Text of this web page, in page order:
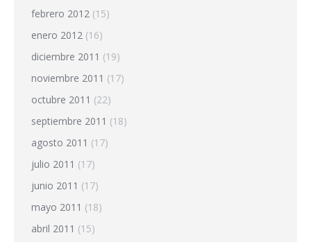
febrero 2012 (15)
enero 2012 (16)
diciembre 2011 (19)
noviembre 2011 (17)
octubre 2011 (22)
septiembre 2011 (18)
agosto 2011 (17)
julio 2011 (17)
junio 2011 (17)
mayo 2011 (18)
abril 2011 (15)